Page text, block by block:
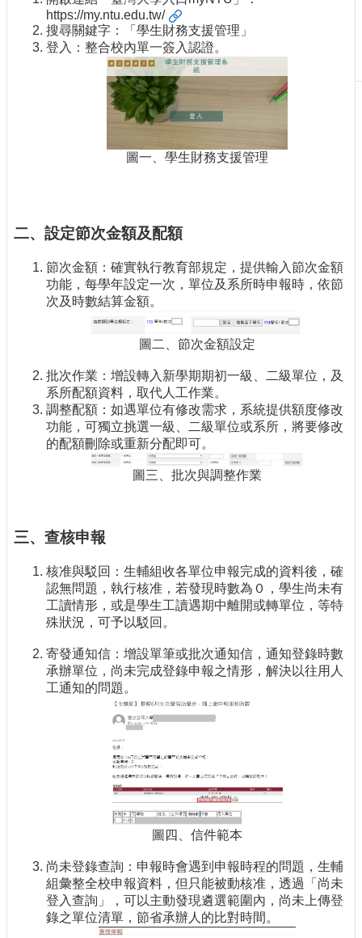
術
https://my.ntu.edu.tw/
搜尋關鍵字：「學生財務支援管理」
登入：整合校內單一簽入認證。
圖一、學生財務支援管理
二、設定節次金額及配額
節次金額：確實執行教育部規定，提供輸入節次金額
功能，每學年設定一次，單位及系所時申報時，依節
次及時數結算金額。
圖二、節次金額設定
批次作業：增設轉入新學期期初一級、二級單位，及
系所配額資料，取代人工作業。
調整配額：如遇單位有修改需求，系統提供額度修改
功能，可獨立挑選一級、二級單位或系所，將要修改
的配額刪除或重新分配即可。
圖三、批次與調整作業
三、查核申報
核准與駁回：生輔組收各單位申報完成的資料後，確
認無問題，執行核准，若發現時數為０，學生尚未有
工讀情形，或是學生工讀遇期中離開或轉單位，等特
殊狀況，可予以駁回。
寄發通知信：增設單筆或批次通知信，通知登錄時數
承辦單位，尚未完成登錄申報之情形，解決以往用人
工通知的問題。
圖四、信件範本
尚未登錄查詢：申報時會遇到申報時程的問題，生輔
組彙整全校申報資料，但只能被動核准，透過「尚未
登入查詢」，可以主動發現遴選範圍內，尚未上傳登
錄之單位清單，節省承辦人的比對時間。